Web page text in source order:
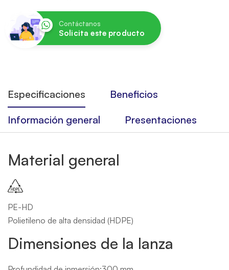
Contáctanos
Solicita este producto
Especificaciones
Beneficios
Información general
Presentaciones
Material general
PE-HD
Polietileno de alta densidad (HDPE)
Dimensiones de la lanza